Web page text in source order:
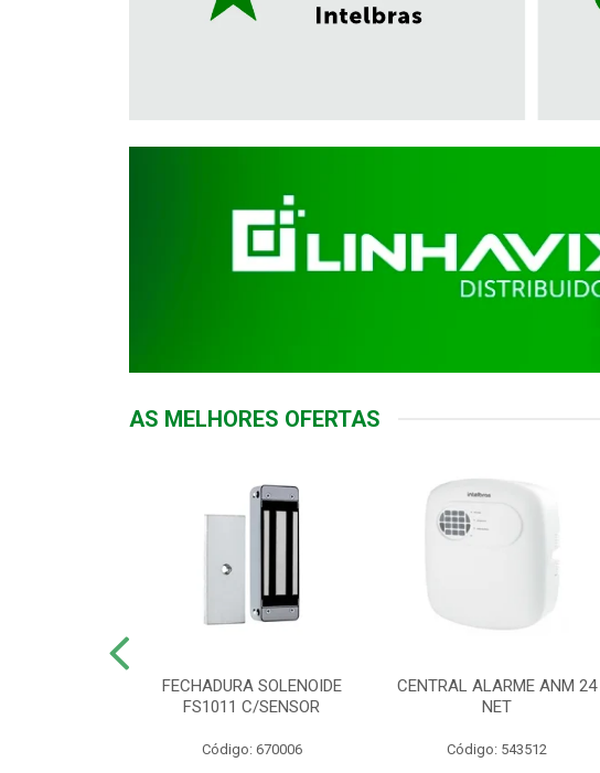
AS MELHORES OFERTAS
FECHADURA SOLENOIDE
FS1011 C/SENSOR
Código: 670006
CENTRAL ALARME ANM 24
NET
Código: 543512